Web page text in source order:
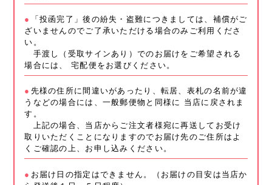
「投函完了」後の紛失・盗難につきましては、補償がご
ざいませんのでご了承いただける場合のみご利用くださ
い。
手渡し（受取サインあり）でのお届けをご希望される
場合には、 宅配便をお選びください。
先様の住所に間違いがあったり、転居、表札の名前が違
うなどの場合には、一般郵便物と同様に 当店に戻されま
す。
上記の場合、当店からご注文者様宛に再送してお受け
取りいただくことになりますのでお届け先のご住所はよ
くご確認の上、お申し込みください。
お届け日の指定はできません。（お届けの目安は当店か